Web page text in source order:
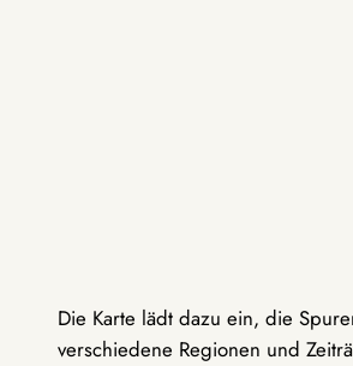
Die Karte lädt dazu ein, die
verschiedene Regionen und